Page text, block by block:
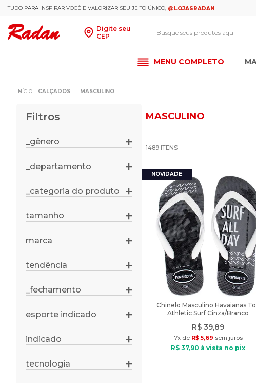
TUDO PARA INSPIRAR VOCÊ E VALORIZAR SEU JEITO ÚNICO, @LOJASRADAN
Digite seu
CEP
MENU COMPLETO
CALÇADOS MASCULINO
Filtros
_gênero
masculino
_departamento
_categoria do produto
chinelos
pantufas
sapatênis
tênis
tamanho
39/40
41/42
33/34
40,5
33
marca
pegada
new balance
umbro
skechers
grendene
tendência
conforto
_fechamento
elástico
tiras aderentes
sem fechamento
esporte indicado
corrida
futsal
indicado
esportivo
tecnologia
MASCULINO
1489
Chinelo Masculino Havaianas
Athletic Surf Cinza/Branco
R$ 39,89
7x de R$ 5,69 sem juros
R$ 37,90 à vista no pix